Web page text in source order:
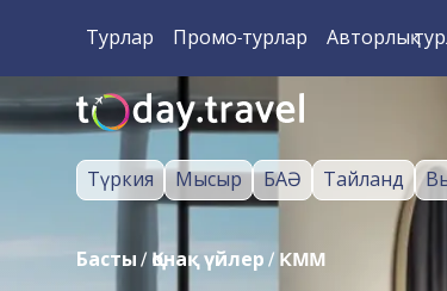
Турлар Промо-турлар Авторлық
Түркия Мысыр БАӘ Тайланд
Басты / Қонақ үйлер / KMM